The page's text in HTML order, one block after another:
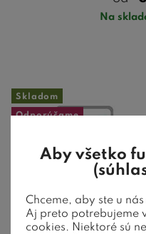
Na
Skladom
Odporúčame
Aby všetko
Chceme, aby ste u
Aj preto potrebujeme
cookies. Niektoré sú